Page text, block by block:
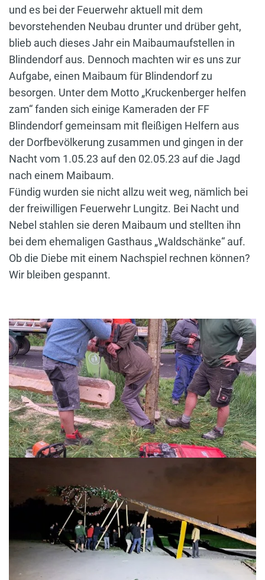
und es bei der Feuerwehr aktuell mit dem
bevorstehenden Neubau drunter und drüber geht,
blieb auch dieses Jahr ein Maibaumaufstellen in
Blindendorf aus. Dennoch machten wir es uns zur
Aufgabe, einen Maibaum für Blindendorf zu
besorgen. Unter dem Motto „Kruckenberger helfen
zam“ fanden sich einige Kameraden der FF
Blindendorf gemeinsam mit fleißigen Helfern aus
der Dorfbevölkerung zusammen und gingen in der
Nacht vom 1.05.23 auf den 02.05.23 auf die Jagd
nach einem Maibaum.
Fündig wurden sie nicht allzu weit weg, nämlich bei
der freiwilligen Feuerwehr Lungitz. Bei Nacht und
Nebel stahlen sie deren Maibaum und stellten ihn
bei dem ehemaligen Gasthaus „Waldschänke“ auf.
Ob die Diebe mit einem Nachspiel rechnen können?
Wir bleiben gespannt.